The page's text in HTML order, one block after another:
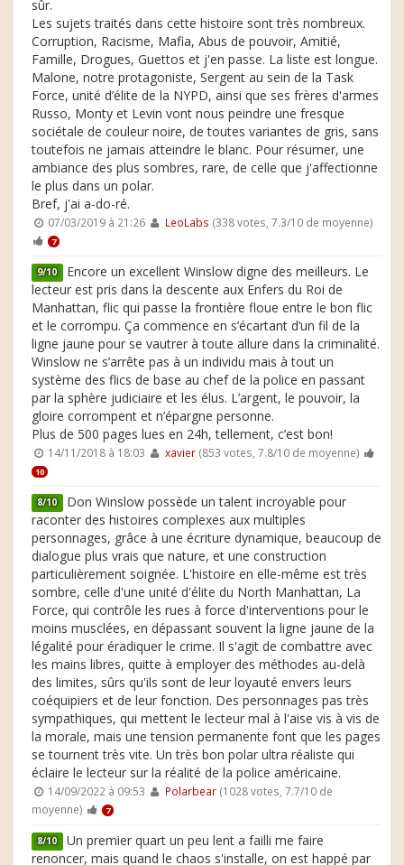
sûr.
Les sujets traités dans cette histoire sont très nombreux.
Corruption, Racisme, Mafia, Abus de pouvoir, Amitié,
Famille, Drogues, Guettos et j'en passe. La liste est longue.
Malone, notre protagoniste, Sergent au sein de la Task
Force, unité d’élite de la NYPD, ainsi que ses frères d'armes
Russo, Monty et Levin vont nous peindre une fresque
sociétale de couleur noire, de toutes variantes de gris, sans
toutefois ne jamais atteindre le blanc. Pour résumer, une
ambiance des plus sombres, rare, de celle que j'affectionne
le plus dans un polar.
Bref, j'ai a-do-ré.
07/03/2019 à 21:26 LeoLabs (338 votes, 7.3/10 de moyenne)
7
9/10 Encore un excellent Winslow digne des meilleurs. Le
lecteur est pris dans la descente aux Enfers du Roi de
Manhattan, flic qui passe la frontière floue entre le bon flic
et le corrompu. Ça commence en s’écartant d’un fil de la
ligne jaune pour se vautrer à toute allure dans la criminalité.
Winslow ne s’arrête pas à un individu mais à tout un
système des flics de base au chef de la police en passant
par la sphère judiciaire et les élus. L’argent, le pouvoir, la
gloire corrompent et n’épargne personne.
Plus de 500 pages lues en 24h, tellement, c’est bon!
14/11/2018 à 18:03 xavier(853 votes, 7.8/10 de moyenne)
10
8/10 Don Winslow possède un talent incroyable pour
raconter des histoires complexes aux multiples
personnages, grâce à une écriture dynamique, beaucoup de
dialogue plus vrais que nature, et une construction
particulièrement soignée. L'histoire en elle-même est très
sombre, celle d'une unité d'élite du North Manhattan, La
Force, qui contrôle les rues à force d'interventions pour le
moins musclées, en dépassant souvent la ligne jaune de la
légalité pour éradiquer le crime. Il s'agit de combattre avec
les mains libres, quitte à employer des méthodes au-delà
des limites, sûrs qu'ils sont de leur loyauté envers leurs
coéquipiers et de leur fonction. Des personnages pas très
sympathiques, qui mettent le lecteur mal à l'aise vis à vis de
la morale, mais une tension permanente font que les pages
se tournent très vite. Un très bon polar ultra réaliste qui
éclaire le lecteur sur la réalité de la police américaine.
14/09/2022 à 09:53 Polarbear(1028 votes, 7.7/10 de
moyenne)
7
8/10 Un premier quart un peu lent a failli me faire
renoncer, mais quand le chaos s'installe, on est happé par